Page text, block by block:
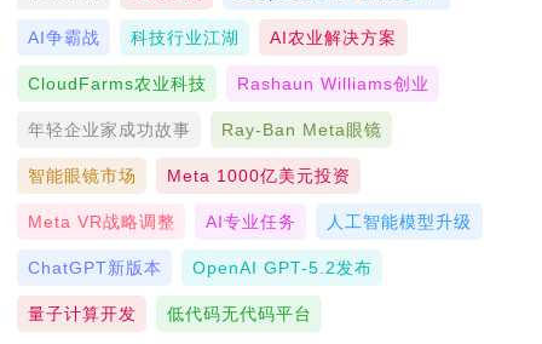
AI争霸战 科技行业江湖 AI农业解决方案
CloudFarms农业科技 Rashaun Williams创业
年轻企业家成功故事 Ray-Ban Meta眼镜
智能眼镜市场 Meta 1000亿美元投资
Meta VR战略调整 AI专业任务 人工智能模型升级
ChatGPT新版本 OpenAI GPT-5.2发布
量子计算开发 低代码无代码平台